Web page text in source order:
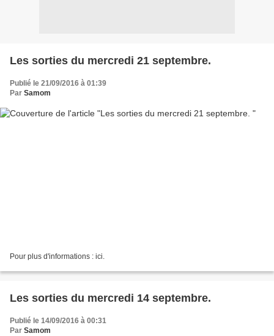
Les sorties du mercredi 21 septembre.
Publié le 21/09/2016 à 01:39
Par Samom
Pour plus d'informations : ici.
Les sorties du mercredi 14 septembre.
Publié le 14/09/2016 à 00:31
Par Samom